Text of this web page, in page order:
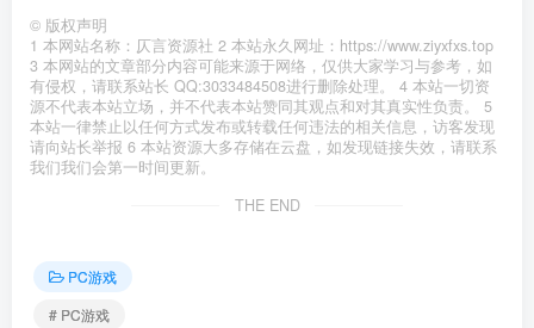
© 版权声明
1 本网站名称：仄言资源社 2 本站永久网址：https://www.ziyxfxs.top
3 本网站的文章部分内容可能来源于网络，仅供大家学习与参考，如
有侵权，请联系站长 QQ:3033484508进行删除处理。 4 本站一切资
源不代表本站立场，并不代表本站赞同其观点和对其真实性负责。 5
本站一律禁止以任何方式发布或转载任何违法的相关信息，访客发现
请向站长举报 6 本站资源大多存储在云盘，如发现链接失效，请联系
我们我们会第一时间更新。
THE END
PC游戏
# PC游戏